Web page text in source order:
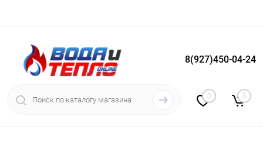
Вход Регистрация
8(927)450-04-24
0 0